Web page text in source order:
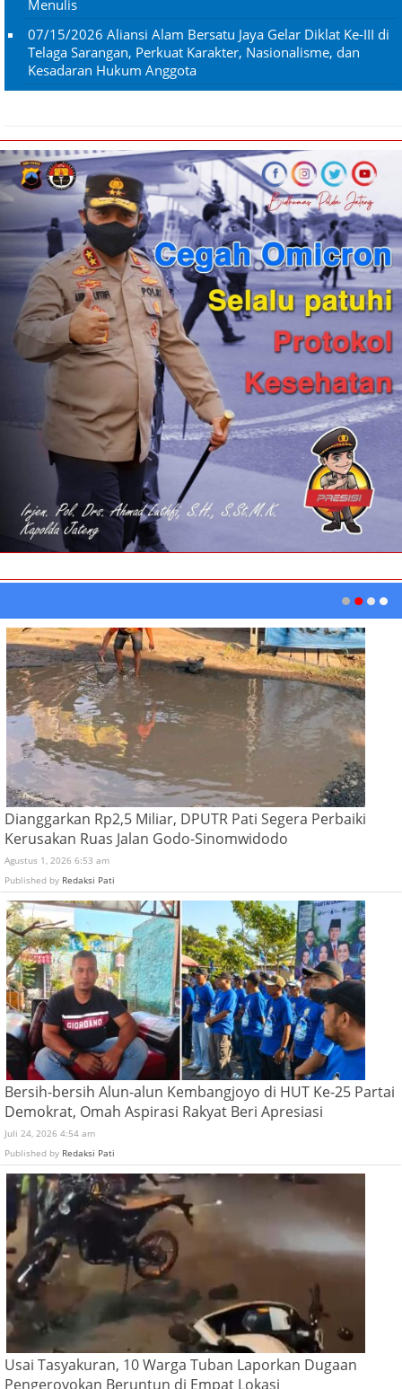
Menulis
07/15/2026 Aliansi Alam Bersatu Jaya Gelar Diklat Ke-III di
Telaga Sarangan, Perkuat Karakter, Nasionalisme, dan
Kesadaran Hukum Anggota
Dianggarkan Rp2,5 Miliar, DPUTR Pati Segera Perbaiki
Kerusakan Ruas Jalan Godo-Sinomwidodo
Agustus 1, 2026 6:53 am
Published by Redaksi Pati
Bersih-bersih Alun-alun Kembangjoyo di HUT Ke-25 Partai
Demokrat, Omah Aspirasi Rakyat Beri Apresiasi
Juli 24, 2026 4:54 am
Published by Redaksi Pati
Usai Tasyakuran, 10 Warga Tuban Laporkan Dugaan
Pengeroyokan Beruntun di Empat Lokasi